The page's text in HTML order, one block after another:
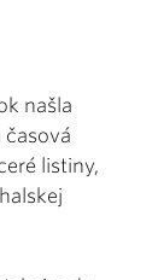
našla
časová
listiny,